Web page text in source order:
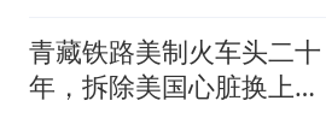
青藏铁路美制火车头二十
年，拆除美国心脏换上绿